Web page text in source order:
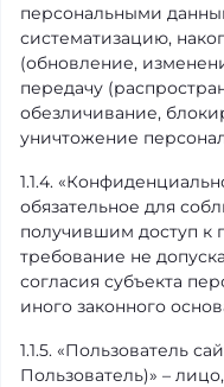
персональными
систематизацию,
(обновление,
передачу
обезличивание,
уничтожение
1.1.4.
обязательное для
получившим доступ
требование не
согласия субъекта
иного законного
1.1.5. «Пользователь
Пользователь)» –